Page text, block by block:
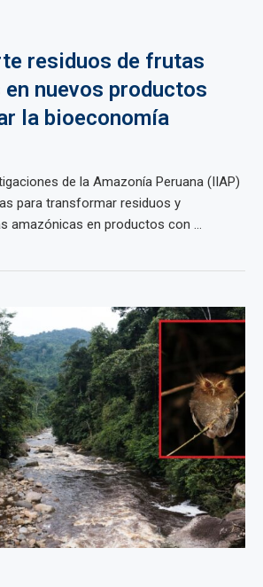
residuos de frutas
nuevos productos
la bioeconomía
de la Amazonía Peruana (IIAP)
para transformar residuos y
amazónicas en productos con ...